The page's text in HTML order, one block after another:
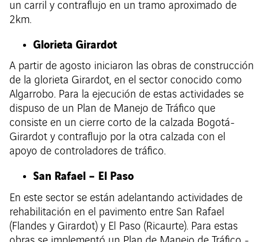
un carril y contraflujo en un tramo aproximado de
2km.
Glorieta Girardot
A partir de agosto iniciaron las obras de construcción
de la glorieta Girardot, en el sector conocido como
Algarrobo. Para la ejecución de estas actividades se
dispuso de un Plan de Manejo de Tráfico que
consiste en un cierre corto de la calzada Bogotá-
Girardot y contraflujo por la otra calzada con el
apoyo de controladores de tráfico.
San Rafael – El Paso
En este sector se están adelantando actividades de
rehabilitación en el pavimento entre San Rafael
(Flandes y Girardot) y El Paso (Ricaurte). Para estas